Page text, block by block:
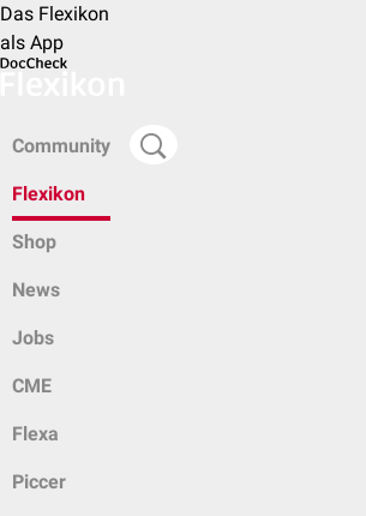
Das Flexikon
als App
Community
Flexikon
Shop
News
Jobs
CME
Flexa
Piccer